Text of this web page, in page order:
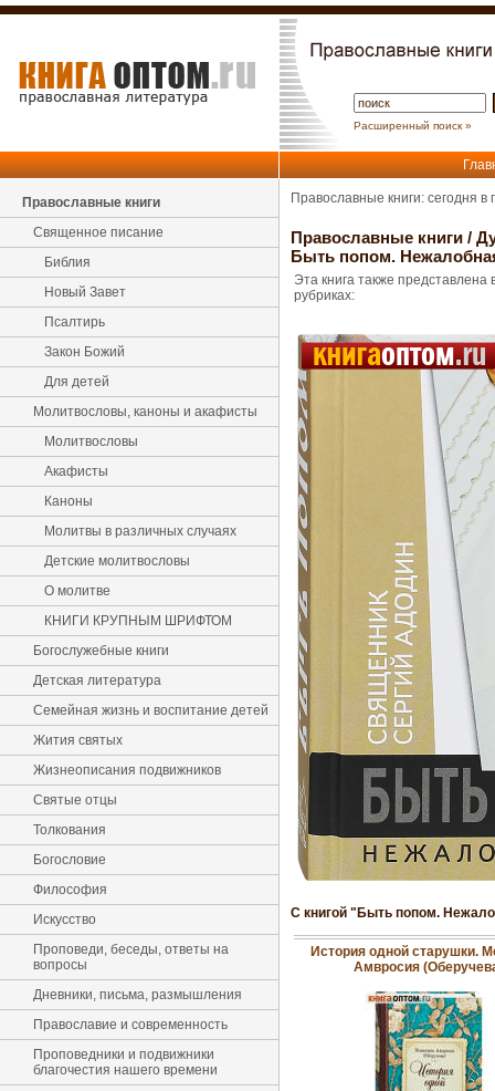
Расширенный поиск »
Православные книги
Священное писание
Библия
Новый Завет
Псалтирь
Закон Божий
Для детей
Молитвословы, каноны и акафисты
Молитвословы
Акафисты
Каноны
Молитвы в различных случаях
Детские молитвословы
О молитве
КНИГИ КРУПНЫМ ШРИФТОМ
Богослужебные книги
Детская литература
Семейная жизнь и воспитание детей
Жития святых
Жизнеописания подвижников
Святые отцы
Толкования
Богословие
Философия
Искусство
Проповеди, беседы, ответы на
вопросы
Дневники, письма, размышления
Православие и современность
Проповедники и подвижники
благочестия нашего времени
Православные книги: сегодня
Православные книги /
Быть попом.
Эта книга также представлена
рубриках:
С книгой "Быть попом.
История одной старушки.
Амвросия